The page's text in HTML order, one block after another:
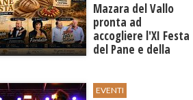
Mazara del Vallo
pronta ad
accogliere l'XI Festa
del Pane e della
EVENTI